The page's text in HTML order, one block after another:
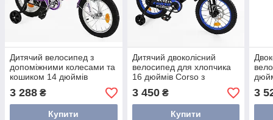
Дитячий велосипед з
допоміжними колесами та
кошиком 14 дюймів
CORSO
3 288 ₴
Купити
Дитячий двоколісний
велосипед для хлопчика
16 дюймів Corso з
підтримуючими колесами
3 450₴
Купити
3